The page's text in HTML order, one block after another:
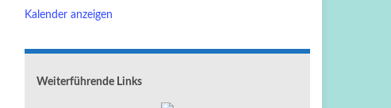
Kalender anzeigen
Weiterführende Links